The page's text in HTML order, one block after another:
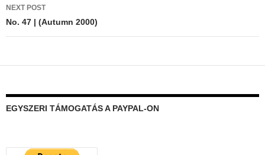
NEXT POST
No. 47 | (Autumn 2000)
EGYSZERI TÁMOGATÁS A PAYPAL-ON